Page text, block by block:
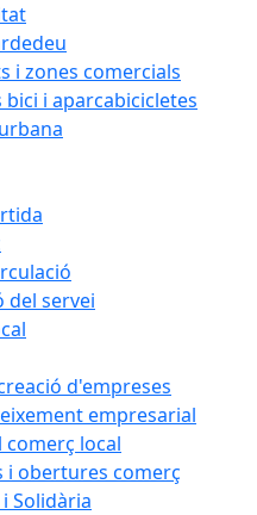
i zones comercials
i aparcabicicletes
del servei
d'empreses
empresarial
comerç local
i obertures comerç
Solidària